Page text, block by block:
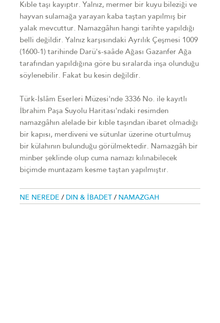
Kıble taşı kayıptır. Yalnız, mermer bir kuyu bileziği ve
hayvan sulamağa yarayan kaba taştan yapılmış bir
yalak mevcuttur. Namazgâhın hangi tarihte yapıldığı
belli değildir. Yalnız karşısındaki Ayrılık Çeşmesi 1009
(1600-1) tarihinde Darü's-saâde Ağası Gazanfer Ağa
tarafından yapıldığına göre bu sıralarda inşa olunduğu
söylenebilir. Fakat bu kesin değildir.
Türk-İslâm Eserleri Müzesi'nde 3336 No. ile kayıtlı
İbrahim Paşa Suyolu Haritası'ndaki resimden
namazgâhın alelade bir kıble taşından ibaret olmadığı
bir kapısı, merdiveni ve sütunlar üzerine oturtulmuş
bir külahının bulunduğu görülmektedir. Namazgâh bir
minber şeklinde olup cuma namazı kılınabilecek
biçimde muntazam kesme taştan yapılmıştır.
NE NEREDE / DIN & İBADET / NAMAZGAH